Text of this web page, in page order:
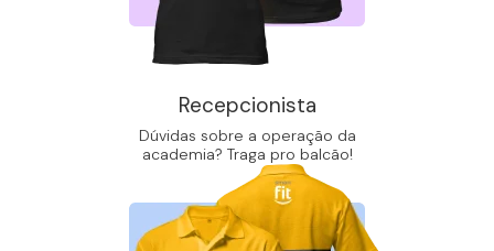
Recepcionista
Dúvidas sobre a operação da
academia? Traga pro balcão!